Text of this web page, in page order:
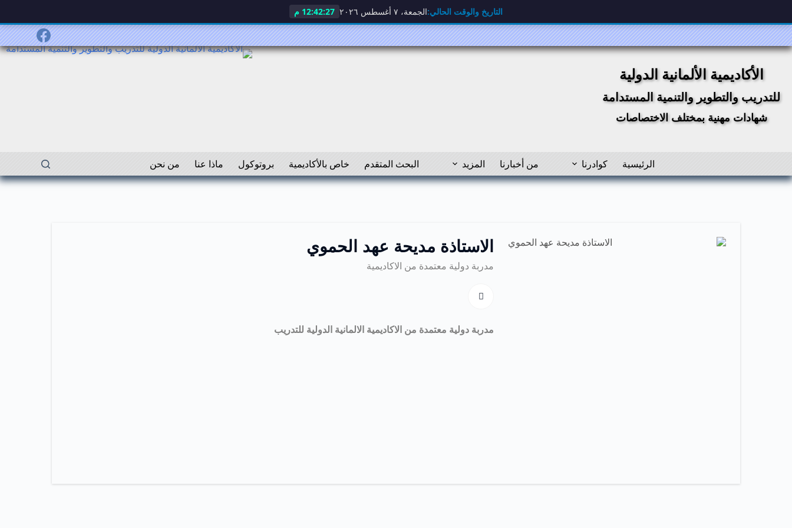
التاريخ والوقت الحالي:الجمعة، ٧ أغسطس ٢٠٢٦ 12:42:27 م
التجاوز
إلى
المحتوى
الأكاديمية الألمانية الدولية
للتدريب والتطوير والتنمية المستدامة
شهادات مهنية بمختلف الاختصاصات
الرئيسية كوادرنا من أخبارنا المزيد البحث المتقدم خاص بالأكاديمية بروتوكول ماذا عنا من نحن
الاستاذة مديحة عهد الحموي
مدربة دولية معتمدة من الاكاديمية
مدربة دولية معتمدة من الاكاديمية الالمانية الدولية للتدريب